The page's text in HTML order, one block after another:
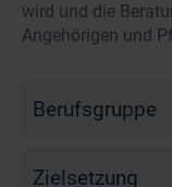
wird und die
Angehörigen und
Berufsgruppe
Zielsetzung